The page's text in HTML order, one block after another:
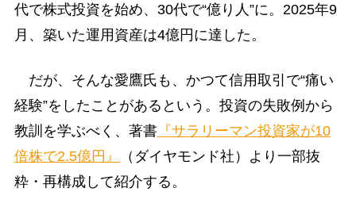
代で株式投資を始め、30代で“億り人”に。2025年9
月、築いた運用資産は4億円に達した。
だが、そんな愛鷹氏も、かつて信用取引で“痛い
経験”をしたことがあるという。投資の失敗例から
教訓を学ぶべく、著書『サラリーマン投資家が10
倍株で2.5億円』
（ダイヤモンド社）より一部抜
粋・再構成して紹介する。